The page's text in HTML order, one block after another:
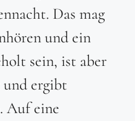
Das mag
und ein
sein, ist aber
und ergibt
Auf eine